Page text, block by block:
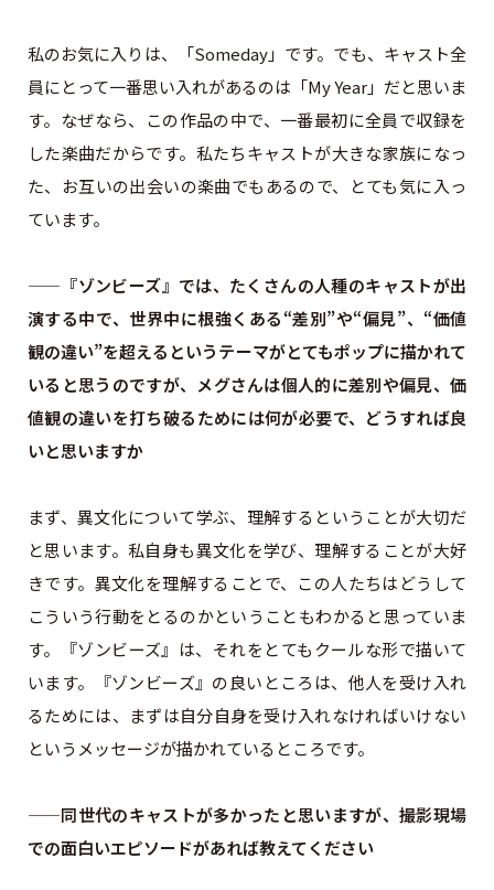
私のお気に入りは、「Someday」です。でも、キャスト全
員にとって一番思い入れがあるのは「My Year」だと思いま
す。なぜなら、この作品の中で、一番最初に全員で収録を
した楽曲だからです。私たちキャストが大きな家族になっ
た、お互いの出会いの楽曲でもあるので、とても気に入っ
ています。
——『ゾンビーズ』では、たくさんの人種のキャストが出
演する中で、世界中に根強くある“差別”や“偏見”、“価値
観の違い”を超えるというテーマがとてもポップに描かれて
いると思うのですが、メグさんは個人的に差別や偏見、価
値観の違いを打ち破るためには何が必要で、どうすれば良
いと思いますか
まず、異文化について学ぶ、理解するということが大切だ
と思います。私自身も異文化を学び、理解することが大好
きです。異文化を理解することで、この人たちはどうして
こういう行動をとるのかということもわかると思っていま
す。『ゾンビーズ』は、それをとてもクールな形で描いて
います。『ゾンビーズ』の良いところは、他人を受け入れ
るためには、まずは自分自身を受け入れなければいけない
というメッセージが描かれているところです。
——同世代のキャストが多かったと思いますが、撮影現場
での面白いエピソードがあれば教えてください